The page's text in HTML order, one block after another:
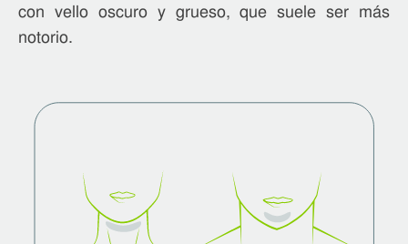
con vello oscuro y grueso, que suele ser más
notorio.